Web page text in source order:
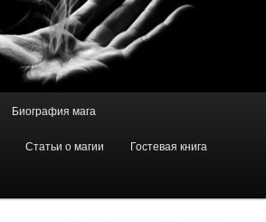
Биография мага
Статьи о магии Гостевая книга